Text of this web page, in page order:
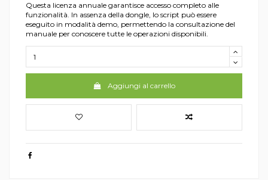
Questa licenza annuale garantisce accesso completo alle
funzionalità. In assenza della dongle, lo script può essere
eseguito in modalità demo, permettendo la consultazione del
manuale per conoscere tutte le operazioni disponibili.
Aggiungi al carrello